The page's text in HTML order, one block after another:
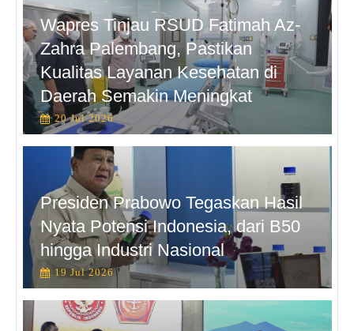
Wapres Tinjau RSUD Fatimah Az-
Zahra Palembang, Pastikan
Kualitas Layanan Kesehatan di
Daerah Semakin Meningkat
20 Jul 2026
Presiden Prabowo Tegaskan Hasil
Nyata Potensi Indonesia, dari B50
hingga Industri Nasional
19 Jul 2026